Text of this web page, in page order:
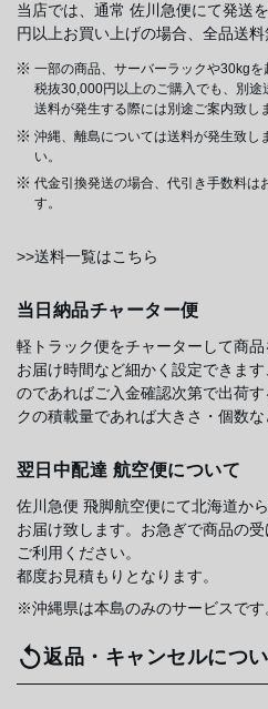
当店では、通常 佐川急便にて発送
円以上お買い上げの場合、全品送料
一部の商品、サーバーラックや30kgを
税抜30,000円以上のご購入でも、別途
送料が発生する際には別途ご案内致し
沖縄、離島については送料が発生致し
い。
代金引換発送の場合、代引き手数料は
す。
>>送料一覧はこちら
当日納品チャーター便
軽トラック便をチャーターして商品
お届け時間など細かく設定できま
のであればご入金確認次第で出荷
クの積載量であれば大きさ・個数な
翌日中配達 航空便について
佐川急便 飛脚航空便にて北海道か
お届け致します。お急ぎで商品の
ご利用ください。
都度お見積もりとなります。
※沖縄県は本島のみのサービスです
返品・キャンセルにつ